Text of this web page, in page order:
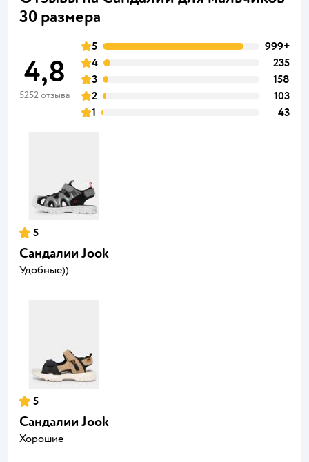
30 размера
4,8
5252 отзыва
5
999+
4
235
3
158
2
103
1
43
5
Сандалии Jook
Удобные))
5
Сандалии Jook
Хорошие